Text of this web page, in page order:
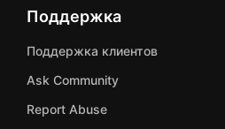
Поддержка
Поддержка клиентов
Ask Community
Report Abuse